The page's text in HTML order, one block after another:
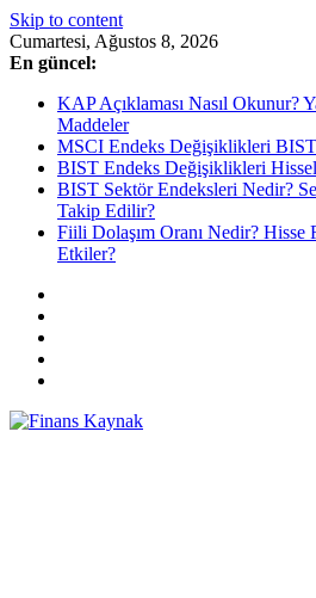
Skip to content
Cumartesi, Ağustos 8, 2026
En güncel:
KAP Açıklaması Nasıl Okunur?
Maddeler
MSCI Endeks Değişiklikleri
BIST Endeks Değişiklikleri
BIST Sektör Endeksleri Nedir?
Takip Edilir?
Fiili Dolaşım Oranı Nedir? Hisse
Etkiler?